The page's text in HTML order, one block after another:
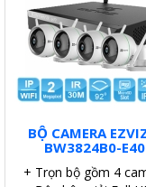
BỘ CAMERA
BW3824B0-
+ Trọn bộ gồm 4